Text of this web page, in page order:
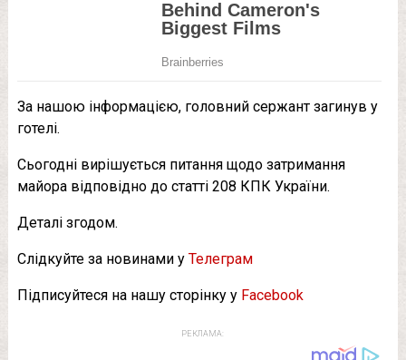
За нашою інформацією, головний сержант загинув у
готелі.
Сьогодні вирішується питання щодо затримання
майора відповідно до статті 208 КПК України.
Деталі згодом.
Слідкуйте за новинами у Телеграм
Підписуйтеся на нашу сторінку у Facebook
РЕКЛАМА: